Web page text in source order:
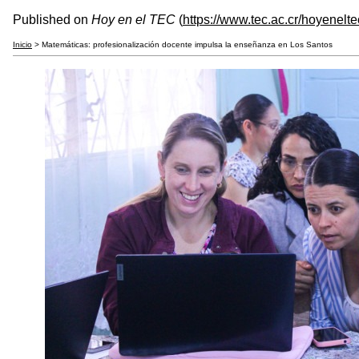
Published on Hoy en el TEC (https://www.tec.ac.cr/
Inicio > Matemáticas: profesionalización docente impulsa la enseñanza en Los Santos